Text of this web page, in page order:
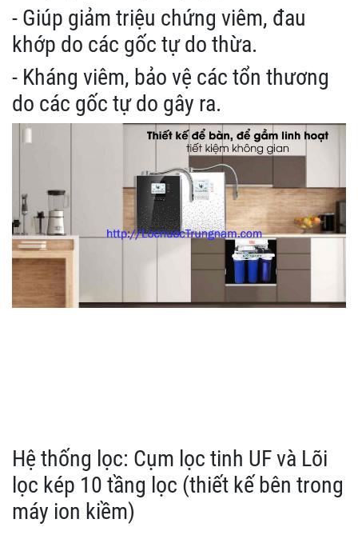
- Giúp giảm triệu chứng viêm, đau
khớp do các gốc tự do thừa.
- Kháng viêm, bảo vệ các tổn thương
do các gốc tự do gây ra.
Hệ thống lọc: Cụm lọc tinh UF và Lõi
lọc kép 10 tầng lọc (thiết kế bên trong
máy ion kiềm)